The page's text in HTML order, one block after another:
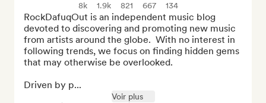
8k 1.9k 821 667 134
RockDafuqOut is an independent music blog
devoted to discovering and promoting new music
from artists around the globe.  With no interest in
following trends, we focus on finding hidden gems
that may otherwise be overlooked.
Driven by p...
Voir plus